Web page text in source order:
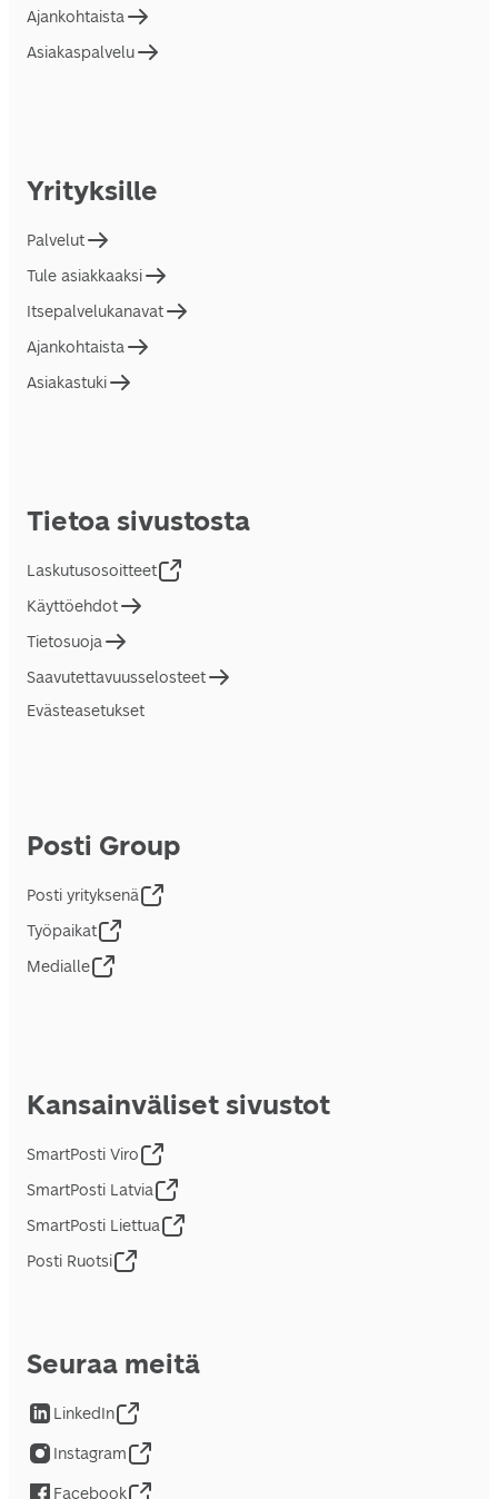
Ajankohtaista
Asiakaspalvelu
Yrityksille
Palvelut
Tule asiakkaaksi
Itsepalvelukanavat
Ajankohtaista
Asiakastuki
Tietoa sivustosta
Laskutusosoitteet
Käyttöehdot
Tietosuoja
Saavutettavuusselosteet
Evästeasetukset
Posti Group
Posti yrityksenä
Työpaikat
Medialle
Kansainväliset sivustot
SmartPosti Viro
SmartPosti Latvia
SmartPosti Liettua
Posti Ruotsi
Seuraa meitä
LinkedIn
Instagram
Facebook